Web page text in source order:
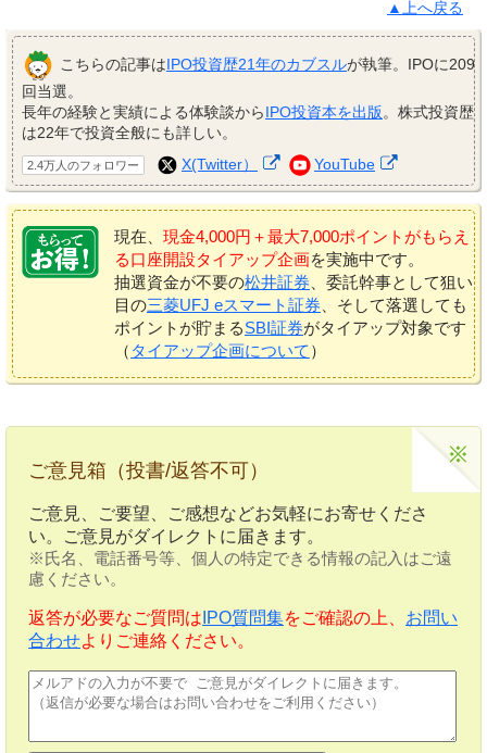
▲上へ戻る
こちらの記事はIPO投資歴21年のカブスルが執筆。IPOに209
回当選。
長年の経験と実績による体験談からIPO投資本を出版。株式投資歴
は22年で投資全般にも詳しい。
2.4万人のフォロワー X(Twitter） YouTube
現在、 現金4,000円＋最大7,000ポイントがもらえ
る口座開設タイアップ企画を実施中です。
抽選資金が不要の松井証券 、委託幹事として狙い
目の三菱UFJ eスマート証券 、そして落選しても
ポイントが貯まるSBI証券がタイアップ対象です
（ タイアップ企画について ）
ご意見箱（投書/返答不可）
ご意見、ご要望、ご感想などお気軽にお寄せくださ
い。ご意見がダイレクトに届きます。
※氏名、電話番号等、個人の特定できる情報の記入はご遠
慮ください。
返答が必要なご質問は IPO質問集をご確認の上、 お問い
合わせよりご連絡ください。